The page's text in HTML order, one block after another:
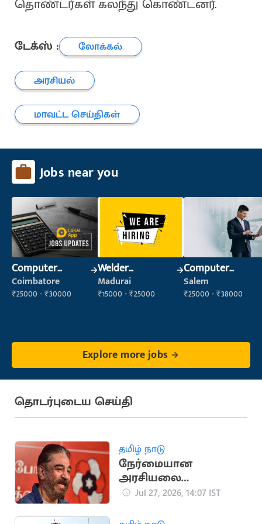
தொண்டர்கள் கலந்து கொண்டனர்.
டேக்ஸ் :
லோக்கல்
அரசியல்
மாவட்ட செய்திகள்
Jobs near you
Computer
Operator
Coimbatore
₹25000 - ₹30000
Welder
(Fabrication)
Madurai
₹15000 - ₹25000
Computer
Operator
Salem
₹25000 - ₹38000
Explore more jobs
தொடர்புடைய செய்தி
தமிழ் நாடு
நேர்மையான
அரசியலை
முன்னிறுத்தி
Jul 27, 2026, 14:07 IST